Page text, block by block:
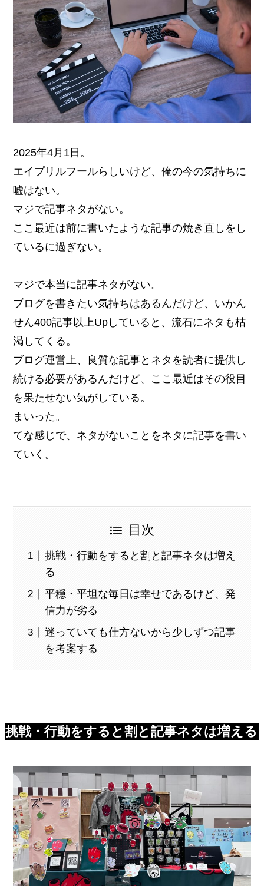
2025年4月1日。
エイプリルフールらしいけど、俺の今の気持ちに
嘘はない。
マジで記事ネタがない。
ここ最近は前に書いたような記事の焼き直しをし
ているに過ぎない。
マジで本当に記事ネタがない。
ブログを書きたい気持ちはあるんだけど、いかん
せん400記事以上Upしていると、流石にネタも枯
渇してくる。
ブログ運営上、良質な記事とネタを読者に提供し
続ける必要があるんだけど、ここ最近はその役目
を果たせない気がしている。
まいった。
てな感じで、ネタがないことをネタに記事を書い
ていく。
目次
挑戦・行動をすると割と記事ネタは増え
る
平穏・平坦な毎日は幸せであるけど、発
信力が劣る
迷っていても仕方ないから少しずつ記事
を考案する
挑戦・行動をすると割と記事ネタは増える